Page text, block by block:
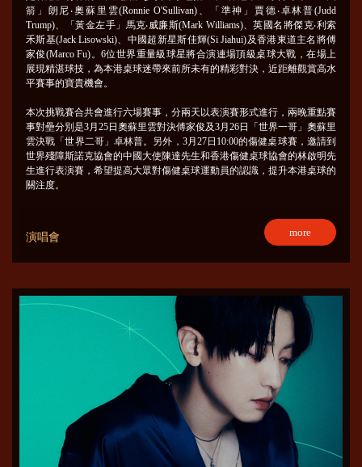
箭」朗尼‧奧蘇里雲(Ronnie O'Sullivan)、「準神」賈德‧卓林普(Judd
Trump)、「黃金左手」馬克‧威廉斯(Mark Williams)、英國名將傑克‧利索
禾斯基(Jack Lisowski)、中國超新星斯佳輝(Si Jiahui)及香港東道主名將傅
家俊(Marco Fu)。6位世界重量級球星將合演連場頂級桌球大戰，在場上
展現精湛球技，為本港桌球迷帶來前所未有的精彩對決，近距離觀賞高水
平賽事的寶貴機會。
本次挑戰賽合共會進行六場賽事，分兩天以表演賽形式進行，兩晚重點賽
事對壘分別是3月25日奧蘇里雲對決傅家俊及3月26日「世界一哥」奧蘇里
雲決戰「世界二哥」卓林普。另外，3月27日10:00的傷健桌球賽，邀請到
世界殘障斯諾克協會的中國大使陳達先生和香港傷健桌球協會的林啟明先
生進行表演賽，希望提高大眾對傷健桌球運動員的認識，提升本港桌球的
關注度。
演唱會 more